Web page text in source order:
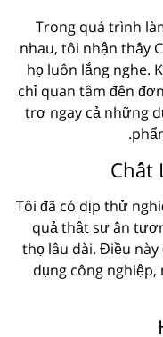
Trong quá trình
nhau, tôi nhận thấy
họ luôn lắng nghe.
chỉ quan tâm đến
trợ ngay cả những
Chất
Tôi đã có dịp thử
quả thật sự ấn
thọ lâu dài. Điều
dụng công